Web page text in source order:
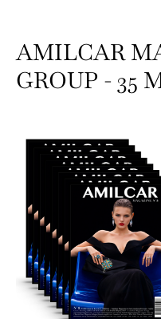
AMILCAR
GROUP - 35